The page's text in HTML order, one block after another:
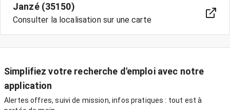
Janzé (35150)
Consulter la localisation sur une carte
Simplifiez votre recherche d'emploi avec notre
application
Alertes offres, suivi de mission, infos pratiques : tout est à